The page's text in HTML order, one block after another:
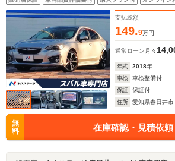
ートキー LEDヘッド ETC 純正18イン
支払総額
149.9万円
通常ローン 月々
年式 2018年
車検
車検整備付
保証
保証付
住所
愛知県春日井市
無
料
在庫確認・見積依頼